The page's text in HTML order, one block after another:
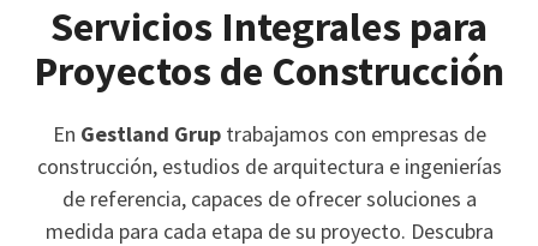
Servicios Integrales para
Proyectos de Construcción
En Gestland Gruptrabajamos con empresas de
construcción, estudios de arquitectura e ingenierías
de referencia, capaces de ofrecer soluciones a
medida para cada etapa de su proyecto. Descubra